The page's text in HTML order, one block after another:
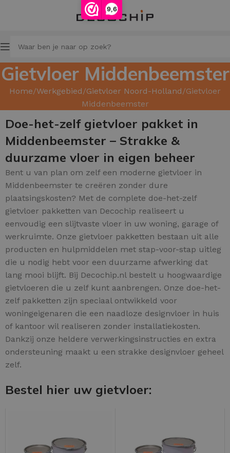
9,6
Gietvloer Middenbeemster
Home Werkgebied Gietvloer Noord-Holland Gietvloer
Middenbeemster
Doe-het-zelf gietvloer pakket in
Middenbeemster – Strakke &
duurzame vloer in eigen beheer
Bent u van plan om zelf een moderne gietvloer in
Middenbeemster te creëren zonder dure
plaatsingskosten? Met de complete doe-het-zelf
gietvloer pakketten van Decochip realiseert u
eenvoudig een slijtvaste vloer in uw woning, garage of
werkruimte. Onze gietvloer pakketten bestaan uit alle
producten en hulpmiddelen met stap-voor-stap uitleg
die u nodig hebt voor een duurzame afwerking dat
lang mooi blijft. Bij Decochip.nl bestelt u hoogwaardige
gietvloeren die u zelf kunt aanbrengen. Onze doe-het-
zelf pakketten zijn speciaal ontwikkeld voor
woningeigenaren die een naadloze designvloer in huis
of kantoor wil realiseren zonder installatiekosten.
Dankzij onze heldere verwerkingsinstructies en extra
ondersteuning maakt u een strakke designvloer geheel
zelf.
Bestel hier uw gietvloer: